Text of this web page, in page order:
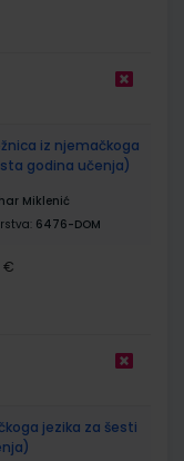
iz njemačkoga
godina učenja)
Miklenić
6476-DOM
€
jezika za šesti